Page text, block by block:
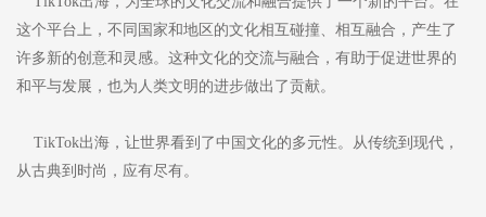
这个平台上，不同国家和地区的文化相互碰撞、相互融合，产生了
许多新的创意和灵感。这种文化的交流与融合，有助于促进世界的
和平与发展，也为人类文明的进步做出了贡献。
TikTok出海，让世界看到了中国文化的多元性。从传统到现代，
从古典到时尚，应有尽有。